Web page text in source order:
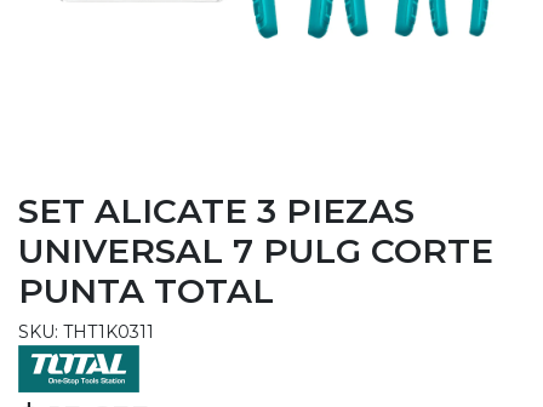
SET ALICATE 3 PIEZAS
UNIVERSAL 7 PULG CORTE
PUNTA TOTAL
SKU: THT1K0311